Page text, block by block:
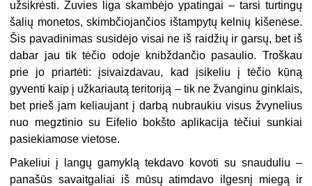
užsikrėsti. Žuvies liga skambėjo ypatingai – tarsi turtingų
šalių monetos, skimbčiojančios ištampytų kelnių kišenėse.
Šis pavadinimas susidėjo visai ne iš raidžių ir garsų, bet iš
dabar jau tik tėčio odoje knibždančio pasaulio. Troškau
prie jo priartėti: įsivaizdavau, kad įsikeliu į tėčio kūną
gyventi kaip į užkariautą teritoriją – tik ne žvanginu ginklais,
bet prieš jam keliaujant į darbą nubraukiu visus žvynelius
nuo megztinio su Eifelio bokšto aplikacija tėčiui sunkiai
pasiekiamose vietose.
Pakeliui į langų gamyklą tekdavo kovoti su snauduliu –
panašūs savaitgaliai iš mūsų atimdavo ilgesnį miegą ir